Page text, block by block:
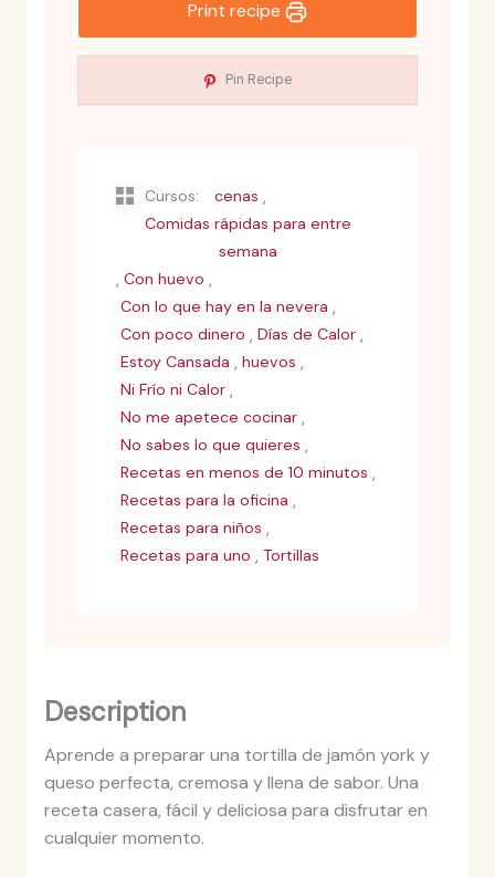
Print recipe
Pin Recipe
Cursos: cenas ,
Comidas rápidas para entre
semana
, Con huevo ,
Con lo que hay en la nevera ,
Con poco dinero , Días de Calor ,
Estoy Cansada , huevos ,
Ni Frío ni Calor ,
No me apetece cocinar ,
No sabes lo que quieres ,
Recetas en menos de 10 minutos ,
Recetas para la oficina ,
Recetas para niños ,
Recetas para uno , Tortillas
Description
Aprende a preparar una tortilla de jamón york y
queso perfecta, cremosa y llena de sabor. Una
receta casera, fácil y deliciosa para disfrutar en
cualquier momento.